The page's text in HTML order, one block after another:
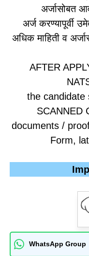
अर्जासोबत
अर्ज करण्यापूर्वी
अधिक माहिती व
AFTER
the candidate
SCANNED
documents /
Form,
WhatsApp Group